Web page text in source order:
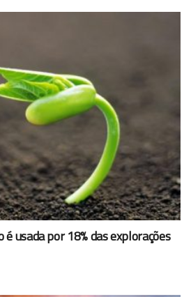
usada por 18% das explorações